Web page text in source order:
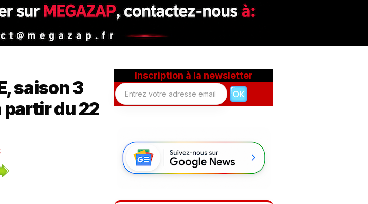
saison 3
partir du 22
Inscription à la newsletter